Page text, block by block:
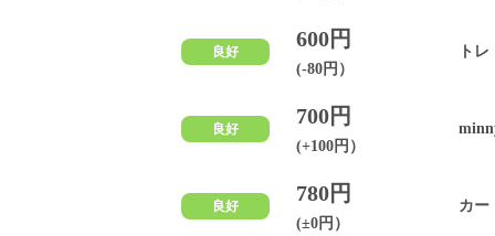
良好
600円
(-80円）
ト
良好
700円
(+100円）
良好
780円
(±0円）
カー